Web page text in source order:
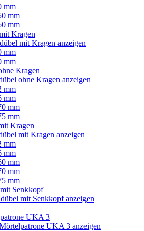
mm
mm
mm
Kragen
mit Kragen anzeigen
mm
mm
Kragen
ohne Kragen anzeigen
mm
mm
mm
mm
Kragen
mit Kragen anzeigen
mm
mm
mm
mm
mm
Senkkopf
mit Senkkopf anzeigen
UKA 3
UKA 3 anzeigen